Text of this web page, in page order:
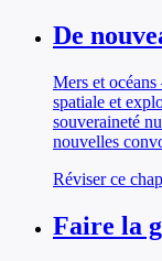
De
Mers et
spatiale et
souveraineté
nouvelles
Réviser ce
Faire la